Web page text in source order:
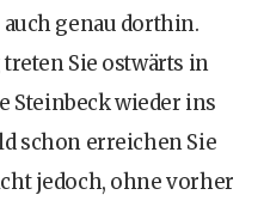
auch genau dorthin.
Sie ostwärts in
Steinbeck wieder ins
schon erreichen Sie
jedoch, ohne vorher